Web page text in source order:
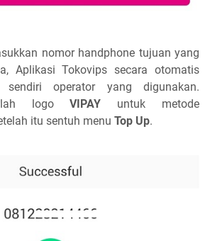
nomor handphone tujuan yang
Aplikasi Tokovips secara otomatis
sendiri operator yang digunakan.
logoVIPAY untuk metode
itu sentuh menu Top Up.